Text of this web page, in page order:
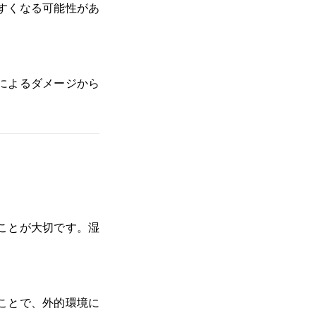
くなる可能性があ
よるダメージから
とが大切です。湿
とで、外的環境に